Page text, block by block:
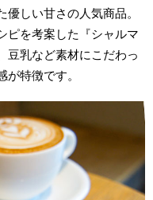
しい甘さの人気商品。
ピを考案した『シャルマ
豆乳など素材にこだわっ
特徴です。